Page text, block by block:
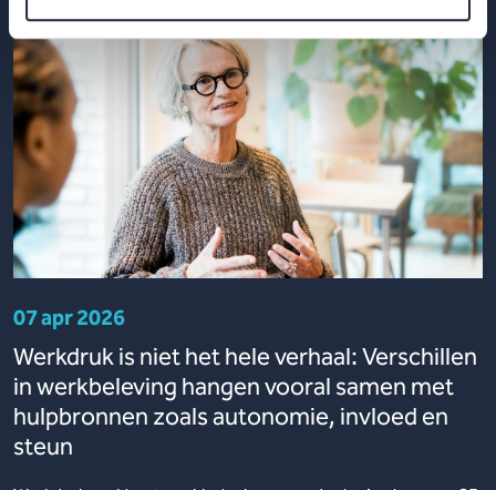
07 apr 2026
Werkdruk is niet het hele verhaal: Verschillen
in werkbeleving hangen vooral samen met
hulpbronnen zoals autonomie, invloed en
steun